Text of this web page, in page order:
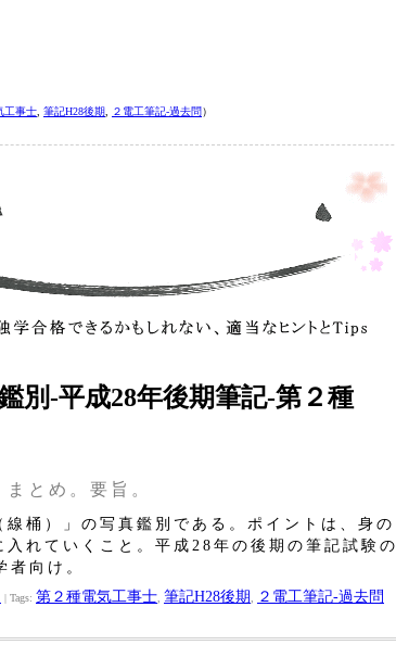
工事士 筆記H28後期 ２電工筆記‐過去問）
別‐平成28年後期筆記‐第２種
とめ。要旨。
桶）」の写真鑑別である。ポイントは、身の
れていくこと。平成28年の後期の筆記試験の
向け。
| Tags: 第２種電気工事士 筆記H28後期 ２電工筆記‐過去問